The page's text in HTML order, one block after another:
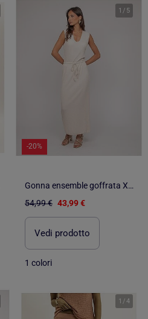
1 / 5
-20%
Gonna ensemble goffrata XOTAKA
54,99 € 43,99 €
Vedi prodotto
1 colori
1 /4